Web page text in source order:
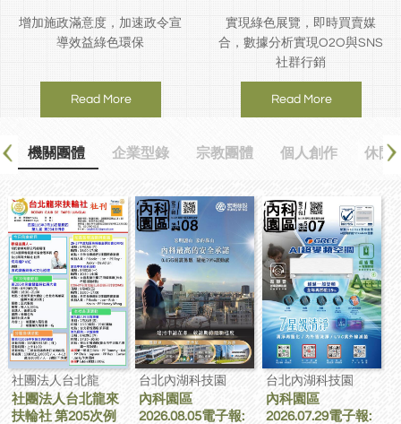
增加施政滿意度，加速政令宣
導效益綠色環保
Read More
實現綠色展覽，即時買賣媒
合，數據分析實現O2O與SNS
社群行銷
Read More
機關團體 企業型錄 宗教團體 個人創作 休閒
社團法人台北龍來
扶輪社 第205次例
社團法人台北龍
內科園區
2026.08.05電子報:
台北內湖科技園
內科園區
2026.07.29電子報:
台北內湖科技園